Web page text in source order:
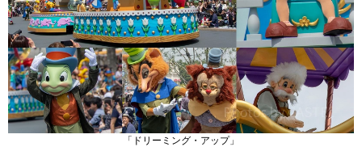
「ドリーミング・アップ」